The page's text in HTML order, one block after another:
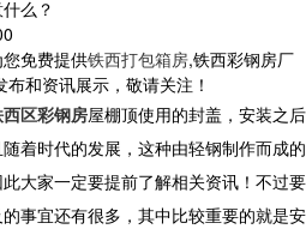
么？
免费提供铁西打包箱房,铁西彩钢房厂
和资讯展示，敬请关注！
区彩钢房屋棚顶使用的封盖，安装之后
着时代的发展，这种由轻钢制作而成的
大家一定要提前了解相关资讯！不过要
事宜还有很多，其中比较重要的就是安